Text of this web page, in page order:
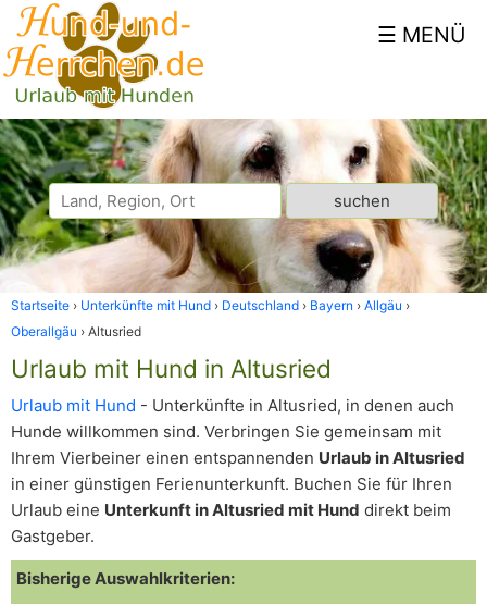
Startseite Unterkünfte mit Hund Deutschland Bayern
Allgäu
Oberallgäu
Altusried
Urlaub mit Hund in Altusried
Urlaub mit Hund - Unterkünfte in Altusried, in denen auch
Hunde willkommen sind. Verbringen Sie gemeinsam mit
Ihrem Vierbeiner einen entspannenden Urlaub in Altusried
in einer günstigen Ferienunterkunft. Buchen Sie für Ihren
Urlaub eine Unterkunft in Altusried mit Hund direkt beim
Gastgeber.
Bisherige Auswahlkriterien: